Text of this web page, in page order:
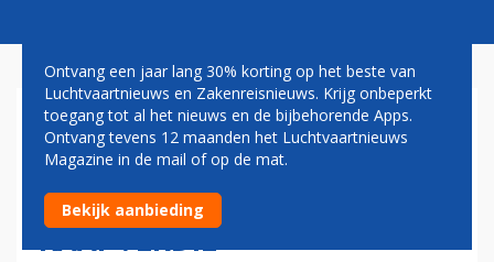
EERSTE CORENDON-VLUCHT
VERTROKKEN VANAF
SCHIPHOL NAAR
KAAPVERDIË
Ontvang een jaar lang 30% korting op het beste van
Luchtvaartnieuws en Zakenreisnieuws. Krijg onbeperkt
toegang tot al het nieuws en de bijbehorende Apps.
Ontvang tevens 12 maanden het Luchtvaartnieuws
Magazine in de mail of op de mat.
Bekijk aanbieding